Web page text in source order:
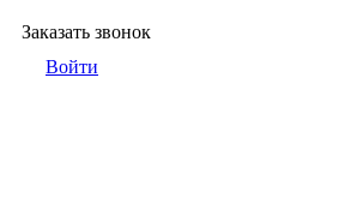
Заказать звонок
Войти